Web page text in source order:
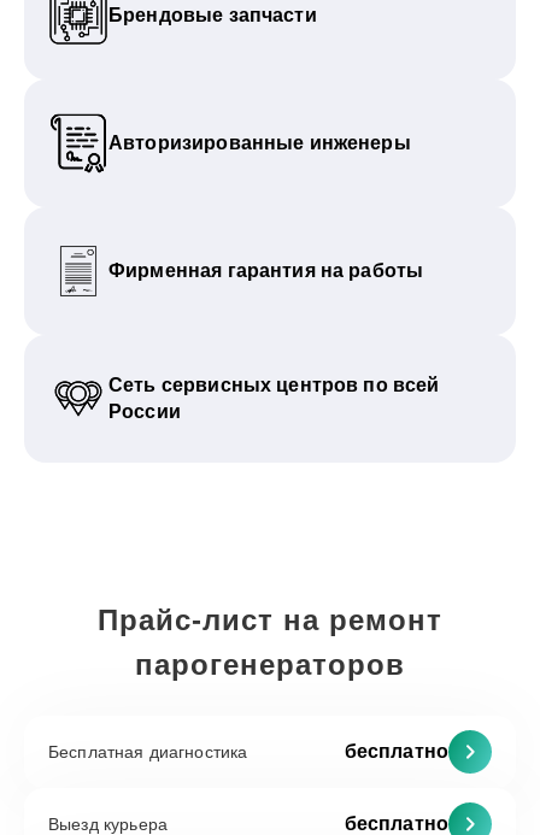
Брендовые запчасти
Авторизированные инженеры
Фирменная гарантия на работы
Сеть сервисных центров по всей
России
Прайс-лист на ремонт
парогенераторов
Бесплатная диагностика бесплатно
Выезд курьера бесплатно